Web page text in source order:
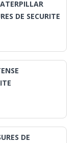
DE SECURITE
DE